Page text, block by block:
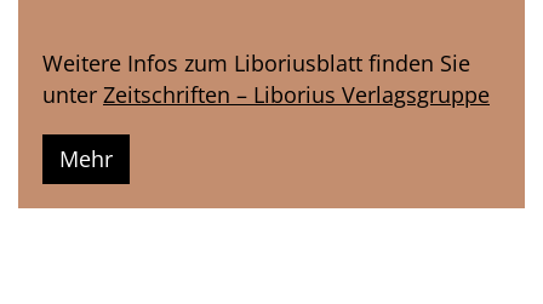
Weitere Infos zum Liboriusblatt finden Sie
unter Zeitschriften – Liborius Verlagsgruppe
Mehr